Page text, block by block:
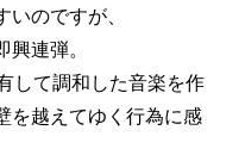
のですが、
連弾。
して調和した音楽を作
を越えてゆく行為に感